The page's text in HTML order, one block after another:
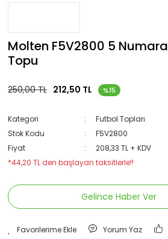
Molten F5V2800 5
Topu
250,00 TL 212,50 TL %15
Kategori
Futbol Topları
Stok Kodu
F5V2800
Fiyat
208,33 TL + KDV
*44,20 TL den başlayan taksitlerle!!
Gelince Haber Ver
Yorum Yaz